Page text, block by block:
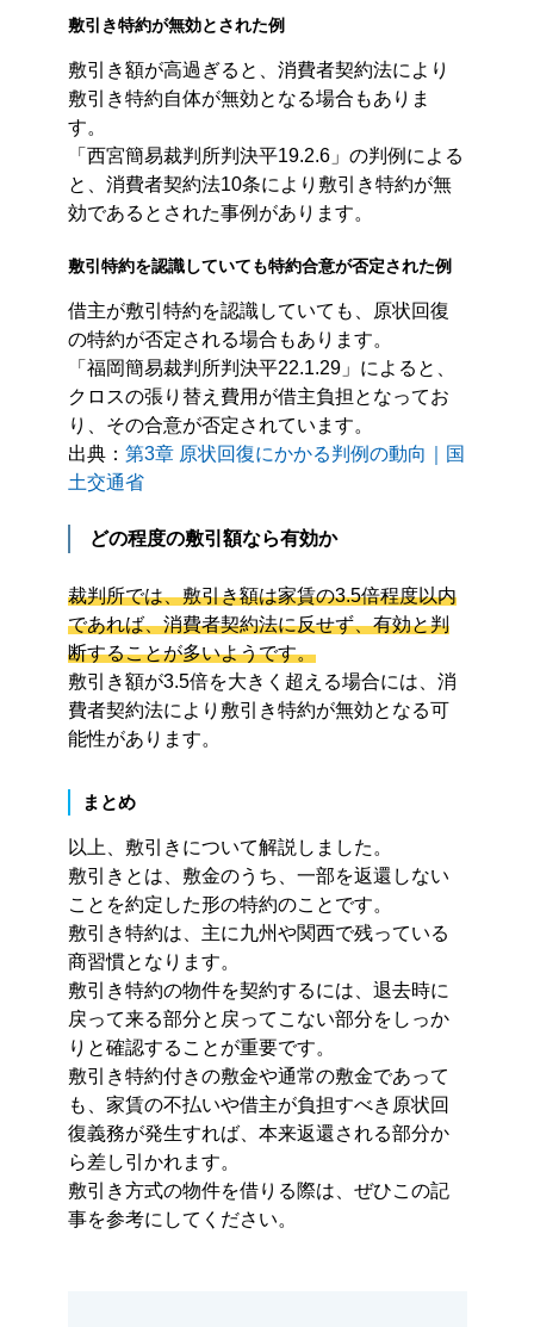
敷引き特約が無効とされた例
敷引き額が高過ぎると、消費者契約法により
敷引き特約自体が無効となる場合もありま
す。
「西宮簡易裁判所判決平19.2.6」の判例による
と、消費者契約法10条により敷引き特約が無
効であるとされた事例があります。
敷引特約を認識していても特約合意が否定された例
借主が敷引特約を認識していても、原状回復
の特約が否定される場合もあります。
「福岡簡易裁判所判決平22.1.29」によると、
クロスの張り替え費用が借主負担となってお
り、その合意が否定されています。
出典： 第3章 原状回復にかかる判例の動向｜国
土交通省
どの程度の敷引額なら有効か
裁判所では、敷引き額は家賃の3.5倍程度以内
であれば、消費者契約法に反せず、有効と判
断することが多いようです。
敷引き額が3.5倍を大きく超える場合には、消
費者契約法により敷引き特約が無効となる可
能性があります。
まとめ
以上、敷引きについて解説しました。
敷引きとは、敷金のうち、一部を返還しない
ことを約定した形の特約のことです。
敷引き特約は、主に九州や関西で残っている
商習慣となります。
敷引き特約の物件を契約するには、退去時に
戻って来る部分と戻ってこない部分をしっか
りと確認することが重要です。
敷引き特約付きの敷金や通常の敷金であって
も、家賃の不払いや借主が負担すべき原状回
復義務が発生すれば、本来返還される部分か
ら差し引かれます。
敷引き方式の物件を借りる際は、ぜひこの記
事を参考にしてください。